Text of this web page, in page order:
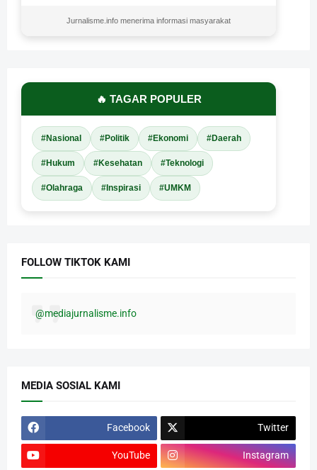
Jurnalisme.info menerima informasi masyarakat
🔥 TAGAR POPULER
#Nasional #Politik #Ekonomi #Daerah
#Hukum #Kesehatan #Teknologi
#Olahraga #Inspirasi #UMKM
FOLLOW TIKTOK KAMI
@mediajurnalisme.info
MEDIA SOSIAL KAMI
Facebook Twitter
YouTube Instagram